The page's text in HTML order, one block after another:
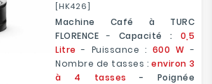
[HK426]
Machine Café à TURC
FLORENCE - Capacité : 0,5
Litre - Puissance : 600 W -
Nombre de tasses :environ 3
à 4 tasses - Poignée